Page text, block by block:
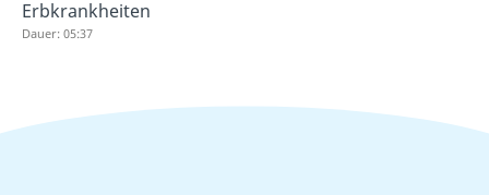
Erbkrankheiten
Dauer: 05:37